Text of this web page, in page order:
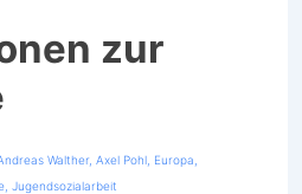
zur
Walther, Axel Pohl, Europa
Jugendsozialarbeit